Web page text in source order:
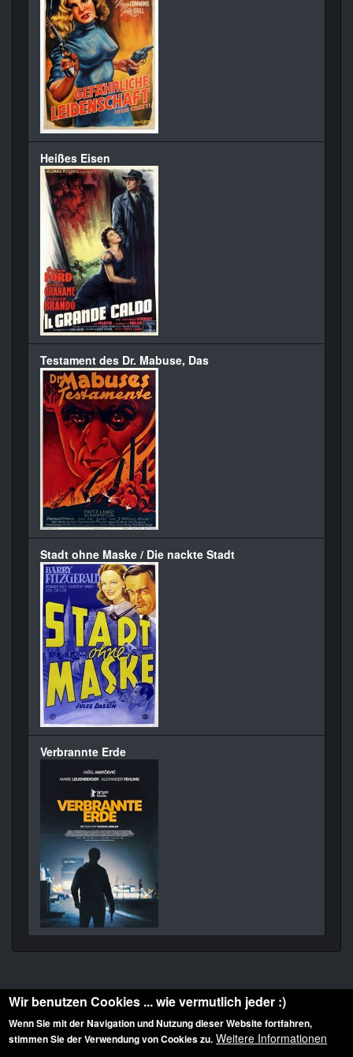
Heißes Eisen
Testament des Dr. Mabuse, Das
Stadt ohne Maske / Die nackte Stadt
Verbrannte Erde
Diese Website ist urheberrechtlich geschützt: © 2010-2026 der Film Noir de. Alle
Wir benutzen Cookies ... wie vermutlich jeder :)
Wenn Sie mit der Navigation und Nutzung dieser Website fortfahren,
stimmen Sie der Verwendung von Cookies zu. Weitere Informationen